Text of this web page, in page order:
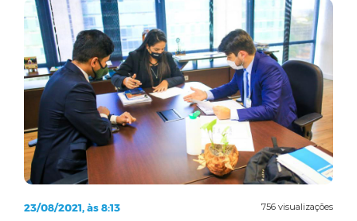
756 visualizações
23/08/2021, às 8:13